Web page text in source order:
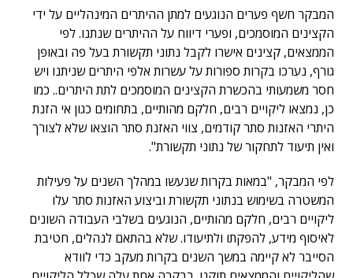
המבקר חשף פערים הנוגעים למתן ההיתרים המינהליים על ידי
הקצינים המוסמכים, ופערי דיווח על ההיתרים שנתנו. לפי
הממצאים, קצינים אישרו לקבל נתוני תקשורת בעל פה ובאופן
גורף, נערכו בקרות ספורות על עשרות אלפי היתרים שניתנו ויש
חסר משמעותי בהכשרת הקצינים המוסמכים לתת היתרים.. כמו
כן, נמצאו ליקויים רבים, חלקם מהותיים, בתחומים כגון אי הזנת
היתרי האזנות סתר קודמים, צווי האזנת סתר הוצאו שלא לצורך
ואין תיעוד לתחקור של נתוני תקשורת".
לפי המבקר, "במאות בקרות שנעשו במהלך השנים על פעילות
המשטרה בשימוש בנתוני תקשורת וביצוע האזנות סתר עלו
ליקויים רבים, חלקם מהותיים, הנוגעים בשלבי העבודה השונים
לאיסוף מידע, להפקתו ולתיעודו. שלא בהתאם לנהלים, חטיבת
הסייבר לא קיימה במשך השנים בקרות מעקב כדי לוודא